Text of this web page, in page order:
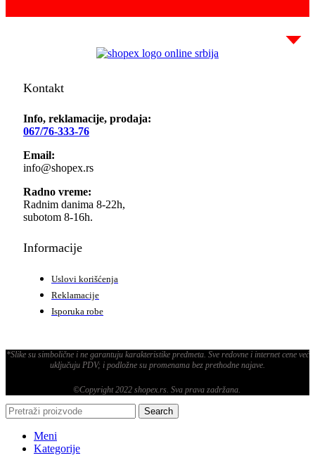
Kontakt
Info, reklamacije, prodaja:
067/76-333-76
Email:
info@shopex.rs
Radno vreme:
Radnim danima 8-22h,
subotom 8-16h.
Informacije
Uslovi korišćenja
Reklamacije
Isporuka robe
*Slike su simbolične i ne garantuju karakteristike predmeta. Sve redovne i internet cene već
uključuju PDV; i podložne su promenama bez prethodne najave.
©Copyright 2022 shopex.rs. Sva prava zadržana.
Search
Meni
Kategorije